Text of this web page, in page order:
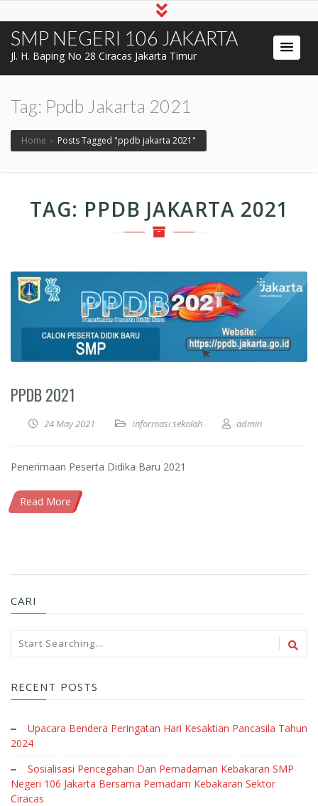
SMP NEGERI 106 JAKARTA
Jl. H. Baping No 28 Ciracas Jakarta Timur
Tag: Ppdb Jakarta 2021
Home › Posts Tagged "ppdb jakarta 2021"
TAG: PPDB JAKARTA 2021
PPDB 2021
24 May 2021 Informasi sekolah admin
Penerimaan Peserta Didika Baru 2021
Read More
CARI
RECENT POSTS
Upacara Bendera Peringatan Hari Kesaktian Pancasila Tahun
2024
Sosialisasi Pencegahan Dan Pemadaman Kebakaran SMP
Negeri 106 Jakarta Bersama Pemadam Kebakaran Sektor
Ciracas